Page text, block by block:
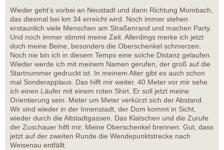
Wieder geht’s vorbei an Neustadt und dann Richtung Mombach,
das diesmal bei km 34 erreicht wird. Noch immer stehen
erstaunlich viele Menschen am Straßenrand und machen Party.
Und noch immer stimmt meine Zeit. Allerdings merke ich jetzt
doch meine Beine, besonders die Oberschenkel schmerzen.
Noch nie bin ich in diesem Tempo eine solche Distanz gelaufen.
Wieder werde ich mit meinem Namen gerufen, der groß auf die
Startnummer gedruckt ist. In meinem Alter gibt es auch schon
mal Sonderapplaus. Das hilft mir weiter. 40 Meter vor mir sehe
ich einen Läufer mit einem roten Shirt. Er soll jetzt meine
Orientierung sein. Meter um Meter verkürzt sich der Abstand.
Wir sind wieder in der Innenstadt, der Dom kommt in Sicht,
wieder durch die Altstadtgassen. Das Klatschen und die Zurufe
der Zuschauer hilft mir. Meine Oberschenkel brennen. Gut, dass
jetzt auf der zweiten Runde die Wendepunktstrecke nach
Weisenau entfällt.